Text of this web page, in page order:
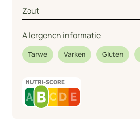
Zout
Allergenen informatie
Tarwe Varken Gluten